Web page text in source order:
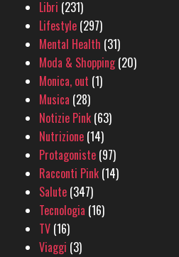
Libri (231)
Lifestyle (297)
Mental Health (31)
Moda & Shopping(20)
Monica, out (1)
Musica (28)
Notizie Pink (63)
Nutrizione (14)
Protagoniste (97)
Racconti Pink (14)
Salute (347)
Tecnologia (16)
TV (16)
Viaggi (3)